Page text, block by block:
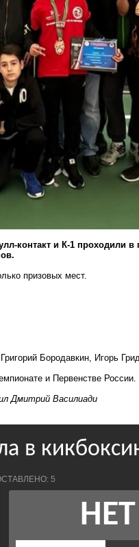
контакт и К-1 проходили в
призовых мест.
Бородавкин, Игорь
и Первенстве России.
Дмитрий Василиади